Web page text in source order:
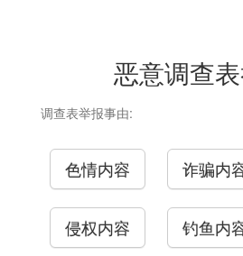
恶意调查
调查表举报事由:
色情内容 诈骗内
侵权内容 钓鱼内